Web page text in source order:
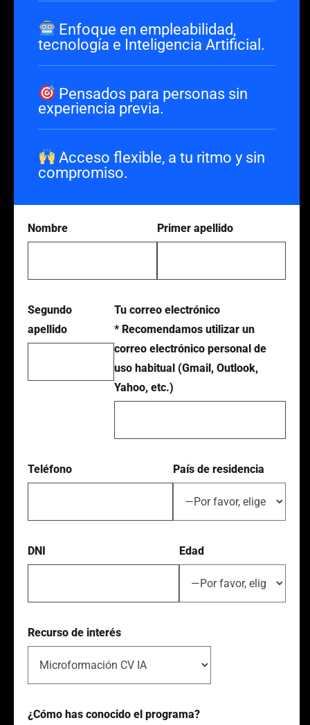
Enfoque en empleabilidad,
tecnología e Inteligencia Artificial.
Pensados para personas sin
experiencia previa.
Acceso flexible, a tu ritmo y sin
compromiso.
Nombre Primer apellido
Segundo
apellido
Tu correo electrónico
* Recomendamos utilizar un
correo electrónico personal de
uso habitual (Gmail, Outlook,
Yahoo, etc.)
Teléfono País de residencia
DNI Edad
Recurso de interés
¿Cómo has conocido el programa?